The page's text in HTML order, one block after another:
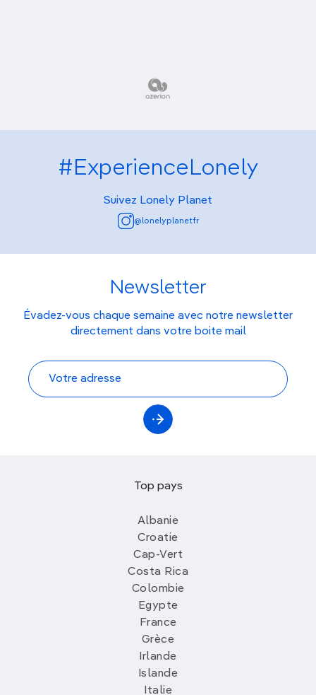
#ExperienceLonely
Suivez Lonely Planet
@lonelyplanetfr
Newsletter
Évadez-vous chaque semaine avec notre newsletter
directement dans votre boite mail
Top pays
Albanie
Croatie
Cap-Vert
Costa Rica
Colombie
Egypte
France
Grèce
Irlande
Islande
Italie